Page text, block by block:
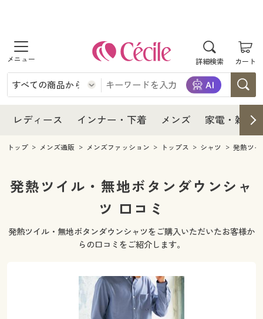
詳細検索 カート
商品を探す
レディース
レディースファッション
女性下着
インナー・下着
インナー・下着通販すべて
女性下着
ジュニア・ティーンズ下着
メンズ
メンズ通販すべて
家電・雑貨
キッチン・雑貨・日用品
寝具・インテリア・家具
寝具・インテリア・家具通販すべて
美容・健康通販すべて
美容・健康・サプリメント
制服・スクール
制服・スクールすべて
レディース インナー・下着 メンズ 家電・雑貨
レディース
レディース通販すべて
レディースファッション
インナー・下着
インナー・下着通販すべて
ジュニア・ティーンズ下着
メンズ
キッチン・雑貨・日用品
寝具・インテリア・家具通販すべて
家具・収納
カーテン・ラグ・ファブリック
美容・健康通販すべて
制服・スクール
大きいサイズ通販すべて
トップ メンズ通販 メンズファッション トップス シャツ 発熱ツ
発熱ツイル・無地ボタンダウンシャ
ツ 口コミ
発熱ツイル・無地ボタンダウンシャツをご購入いただいたお客様か
らの口コミをご紹介します。